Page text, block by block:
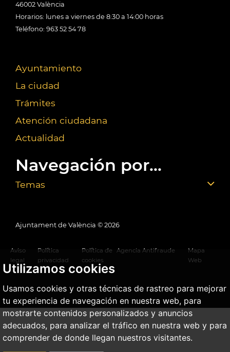
Utilizamos cookies
Usamos cookies y otras técnicas de rastreo para mejorar
tu experiencia de navegación en nuestra web, para
mostrarte contenidos personalizados y anuncios
adecuados, para analizar el tráfico en nuestra web y para
comprender de donde llegan nuestros visitantes.
46002 València
Horarios: lunes a viernes de 8:30 a 14:00 horas
Teléfono: 963 52 54 78
Ayuntamiento
La ciudad
Trámites
Atención ciudadana
Actualidad
Navegación por...
Temas
Ajuntament de València © 2026
Aviso
legal
Política
privacidad
Política de
cookies
Agencia Antifraude
Mapa
Web